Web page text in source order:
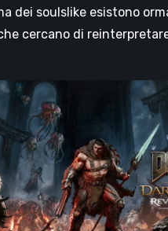
dei soulslike esistono
cercano di